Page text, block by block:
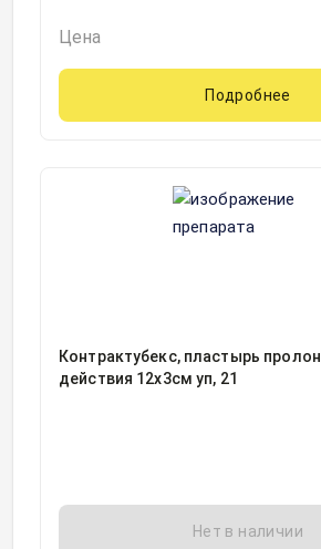
Цена
Подробнее
Контрактубекс, пластырь
действия 12х3см уп, 21
Нет в наличии